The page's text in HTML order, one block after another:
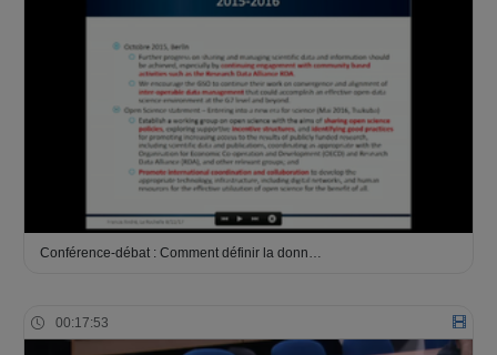
Conférence-débat : Comment définir la donn…
00:17:53